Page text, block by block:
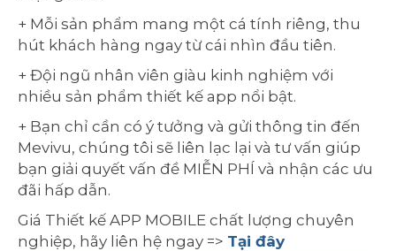
+ Mỗi sản phẩm mang một cá tính riêng, thu
hút khách hàng ngay từ cái nhìn đầu tiên.
+ Đội ngũ nhân viên giàu kinh nghiệm với
nhiều sản phẩm thiết kế app nổi bật.
+ Bạn chỉ cần có ý tưởng và gửi thông tin đến
Mevivu, chúng tôi sẽ liên lạc lại và tư vấn giúp
bạn giải quyết vấn đề MIỄN PHÍ và nhận các ưu
đãi hấp dẫn.
Giá Thiết kế APP MOBILE chất lượng chuyên
nghiệp, hãy liên hệ ngay => Tại đây